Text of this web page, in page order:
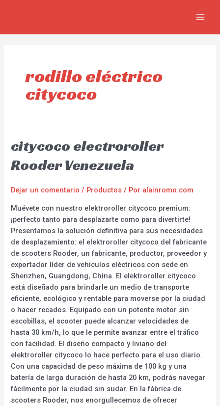
rodillo eléctrico
citycoco
citycoco electroroller
Rooder Venezuela
Dejar un comentario / Productos / Por alainromo.com
Muévete con nuestro elektroroller citycoco premium:
¡perfecto tanto para desplazarte como para divertirte!
Presentamos la solución definitiva para sus necesidades
de desplazamiento: el elektroroller citycoco del fabricante
de scooters Rooder, un fabricante, productor, proveedor y
exportador líder de vehículos eléctricos con sede en
Shenzhen, Guangdong, China. El elektroroller citycoco
está diseñado para brindarle un medio de transporte
eficiente, ecológico y rentable para moverse por la ciudad
o hacer recados. Equipado con un potente motor sin
escobillas, el scooter puede alcanzar velocidades de
hasta 30 km/h, lo que le permite avanzar entre el tráfico
con facilidad. El diseño compacto y liviano del
elektroroller citycoco lo hace perfecto para el uso diario.
Con una capacidad de peso máxima de 100 kg y una
batería de larga duración de hasta 20 km, podrás navegar
fácilmente por la ciudad sin sudar. En la fábrica de
scooters Rooder, nos enorgullecemos de ofrecer